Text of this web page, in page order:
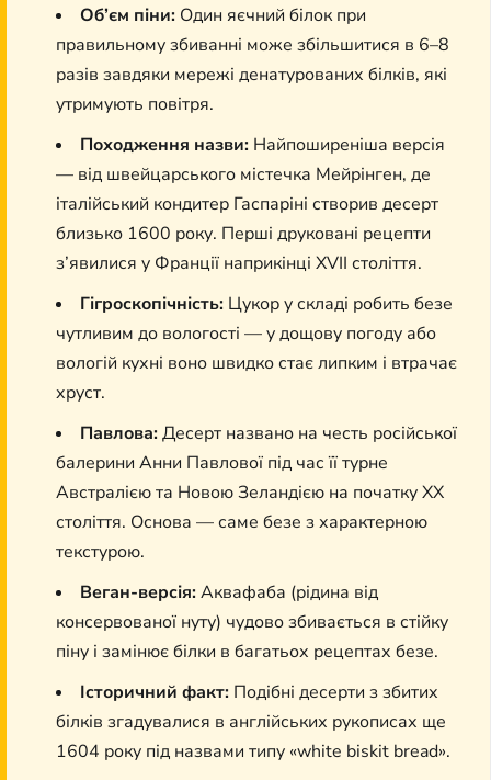
Об’єм піни: Один яєчний білок при
правильному збиванні може збільшитися в 6–8
разів завдяки мережі денатурованих білків, які
утримують повітря.
Походження назви: Найпоширеніша версія
— від швейцарського містечка Мейрінген, де
італійський кондитер Гаспаріні створив десерт
близько 1600 року. Перші друковані рецепти
з’явилися у Франції наприкінці XVII століття.
Гігроскопічність: Цукор у складі робить безе
чутливим до вологості — у дощову погоду або
вологій кухні воно швидко стає липким і втрачає
хруст.
Павлова:Десерт названо на честь російської
балерини Анни Павлової під час її турне
Австралією та Новою Зеландією на початку XX
століття. Основа — саме безе з характерною
текстурою.
Веган-версія:Аквафаба (рідина від
консервованої нуту) чудово збивається в стійку
піну і замінює білки в багатьох рецептах безе.
Історичний факт: Подібні десерти з збитих
білків згадувалися в англійських рукописах ще
1604 року під назвами типу «white biskit bread».